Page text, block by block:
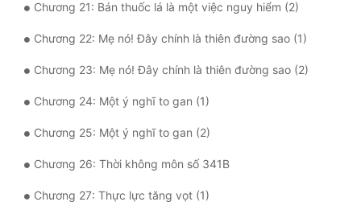
Chương 21: Bán thuốc lá là một việc nguy hiểm (2)
Chương 22: Mẹ nó! Đây chính là thiên đường sao (1)
Chương 23: Mẹ nó! Đây chính là thiên đường sao (2)
Chương 24: Một ý nghĩ to gan (1)
Chương 25: Một ý nghĩ to gan (2)
Chương 26: Thời không môn số 341B
Chương 27: Thực lực tăng vọt (1)